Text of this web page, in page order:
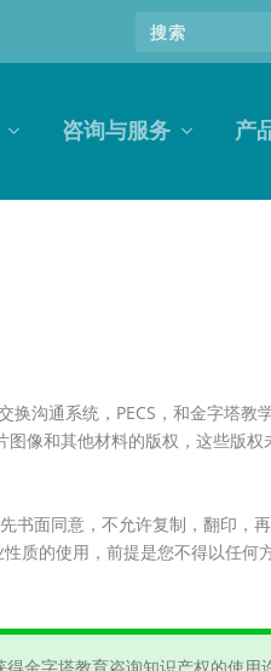
咨询与服务 产
沟通系统，PECS，和金字塔教
像和其他材料的版权，这些版权
书面同意，不允许复制，翻印，
质的使用，前提是您不得以任何